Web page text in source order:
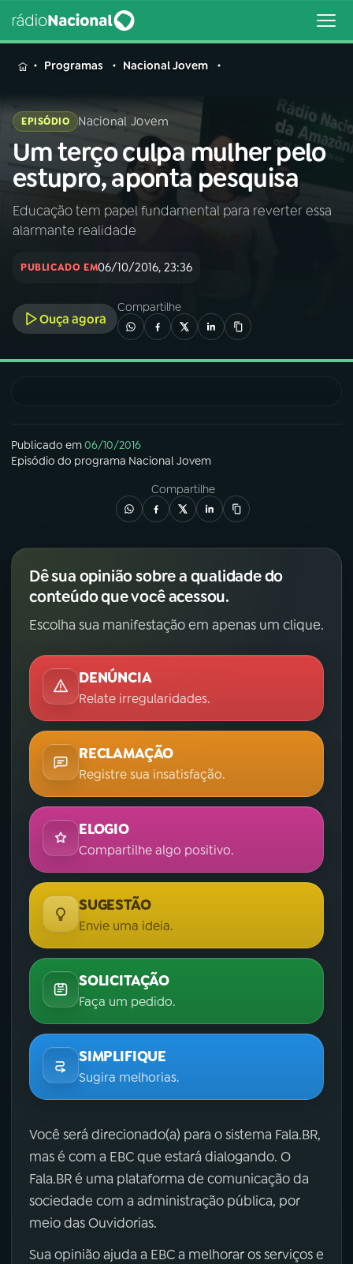
MENU
Buscar
na
Rádio
Nacional
Buscar
04PROGRAMAS
PODCASTS
06VIDEOCASTS
07ÚLTIMAS
FESTIVAL DE MÚSICA
ACOMPANHE A RÁDIO NACIONAL
Instagram X
Programas Nacional Jovem
EPISÓDIO Nacional Jovem
Um terço culpa mulher pelo
estupro, aponta pesquisa
Educação tem papel fundamental para reverter essa
alarmante realidade
PUBLICADO EM06/10/2016, 23:36
Ouça agora
Compartilhe
Publicado em06/10/2016
Episódio do programa Nacional Jovem
Compartilhe
Dê sua opinião sobre a qualidade do
conteúdo que você acessou.
Escolha sua manifestação em apenas um clique.
DENÚNCIA
Relate irregularidades.
RECLAMAÇÃO
Registre sua insatisfação.
ELOGIO
Compartilhe algo positivo.
SUGESTÃO
Envie uma ideia.
SOLICITAÇÃO
Faça um pedido.
SIMPLIFIQUE
Sugira melhorias.
Você será direcionado(a) para o sistema Fala.BR,
mas é com a EBC que estará dialogando. O
Fala.BR é uma plataforma de comunicação da
sociedade com a administração pública, por
meio das Ouvidorias.
Sua opinião ajuda a EBC a melhorar os serviços e